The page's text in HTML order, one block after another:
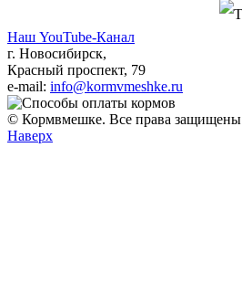
Наш YouTube-Канал
г. Новосибирск,
Красный проспект, 79
e-mail: info@kormvmeshke.ru
© Кормвмешке. Все права защищены
Наверх